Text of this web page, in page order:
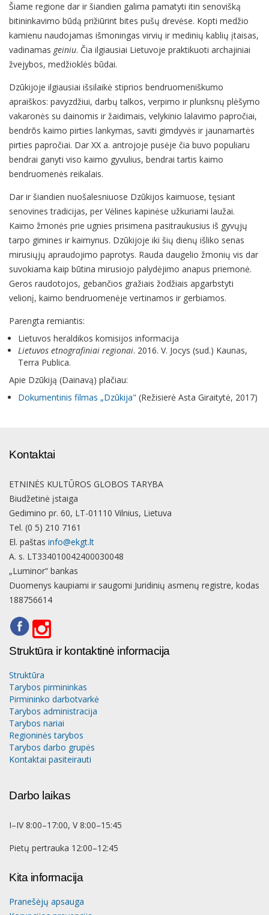
Šiame regione dar ir šiandien galima pamatyti itin senovišką
bitininkavimo būdą prižiūrint bites pušų drevėse. Kopti medžio
kamienu naudojamas išmoningas virvių ir medinių kablių įtaisas,
vadinamas geiniu. Čia ilgiausiai Lietuvoje praktikuoti archajiniai
žvejybos, medžioklės būdai.
Dzūkijoje ilgiausiai išsilaikė stiprios bendruomeniškumo
apraiškos: pavyzdžiui, darbų talkos, verpimo ir plunksnų plėšymo
vakaronės su dainomis ir žaidimais, velykinio lalavimo papročiai,
bendrõs kaimo pirties lankymas, saviti gimdyvės ir jaunamartės
pirties papročiai. Dar XX a. antrojoje pusėje čia buvo populiaru
bendrai ganyti viso kaimo gyvulius, bendrai tartis kaimo
bendruomenės reikalais.
Dar ir šiandien nuošalesniuose Dzūkijos kaimuose, tęsiant
senovines tradicijas, per Vėlines kapinėse užkuriami laužai.
Kaimo žmonės prie ugnies prisimena pasitraukusius iš gyvųjų
tarpo gimines ir kaimynus. Dzūkijoje iki šių dienų išliko senas
mirusiųjų apraudojimo paprotys. Rauda daugelio žmonių vis dar
suvokiama kaip būtina mirusiojo palydėjimo anapus priemonė.
Geros raudotojos, gebančios gražiais žodžiais apgarbstyti
velionį, kaimo bendruomenėje vertinamos ir gerbiamos.
Parengta remiantis:
Lietuvos heraldikos komisijos informacija
Lietuvos etnografiniai regionai. 2016. V. Jocys (sud.) Kaunas,
Terra Publica.
Apie Dzūkiją (Dainavą) plačiau:
Dokumentinis filmas „Dzūkija" (Režisierė Asta Giraitytė, 2017)
Kontaktai
ETNINĖS KULTŪROS GLOBOS TARYBA
Biudžetinė įstaiga
Gedimino pr. 60, LT-01110 Vilnius, Lietuva
Tel. (0 5) 210 7161
El. paštas info@ekgt.lt
A. s. LT334010042400030048
„Luminor“ bankas
Duomenys kaupiami ir saugomi Juridinių asmenų registre, kodas
188756614
Struktūra ir kontaktinė informacija
Struktūra
Tarybos pirmininkas
Pirmininko darbotvarkė
Tarybos administracija
Tarybos nariai
Regioninės tarybos
Tarybos darbo grupės
Kontaktai pasiteirauti
Darbo laikas
I–IV 8:00–17:00, V 8:00–15:45
Pietų pertrauka 12:00–12:45
Kita informacija
Pranešėjų apsauga